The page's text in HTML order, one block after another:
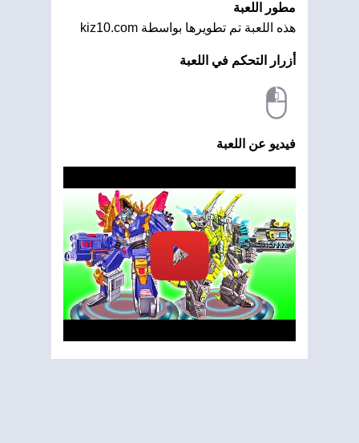
مطور اللعبة
هذه اللعبة تم تطويرها بواسطة kiz10.com
أزرار التحكم في اللعبة
فيديو عن اللعبة